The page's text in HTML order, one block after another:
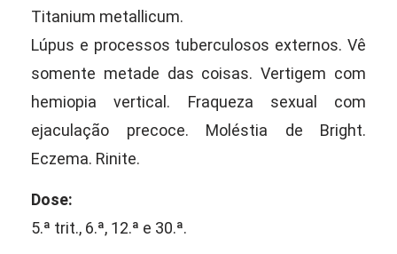
Titanium metallicum.
Lúpus e processos tuberculosos externos. Vê
somente metade das coisas. Vertigem com
hemiopia vertical. Fraqueza sexual com
ejaculação precoce. Moléstia de Bright.
Eczema. Rinite.
Dose:
5.ª trit., 6.ª, 12.ª e 30.ª.